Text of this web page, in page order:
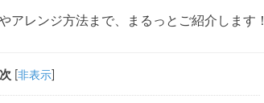
アレンジ方法まで、まるっとご紹介します！
非表示